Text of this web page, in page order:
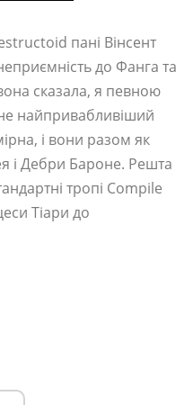
пані Вінсент
до Фанга та
сказала, я певною
найпривабливіший
і вони разом як
і Дебри Бароне. Решта
тропі Compile
Тіари до